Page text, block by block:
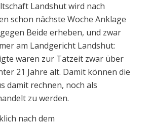
Landshut wird nach
schon nächste Woche Anklage
Beide erheben, und zwar
am Landgericht Landshut:
waren zur Tatzeit zwar über
21 Jahre alt. Damit können die
damit rechnen, noch als
zu werden.
nach dem